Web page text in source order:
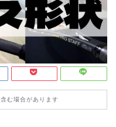
む場合があります